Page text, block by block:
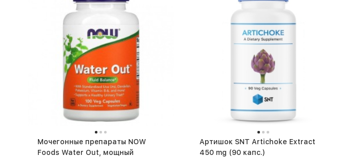
Мочегонные препараты NOW
Foods Water Out, мощный
Артишок SNT Artichoke Extract
450 mg (90 капс.)